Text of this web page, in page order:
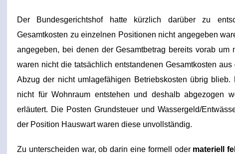
Der Bundesgerichtshof hatte kürzlich darüber zu
Gesamtkosten zu einzelnen Positionen nicht angegeben
angegeben, bei denen der Gesamtbetrag bereits vorab
waren nicht die tatsächlich entstandenen Gesamtkosten
Abzug der nicht umlagefähigen Betriebskosten übrig
nicht für Wohnraum entstehen und deshalb abgezogen
erläutert. Die Posten Grundsteuer und Wassergeld/
der Position Hauswart waren diese unvollständig.
Zu unterscheiden war, ob darin eine formell oder materiell